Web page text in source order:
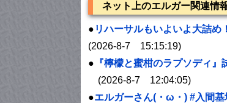
ネット上のエルガー関連情
● リハーサルもいよいよ大詰
(2026-8-7 15:15:19)
● 『檸檬と蜜柑のラプソディ
(2026-8-7 12:04:05)
●エルガーさん(・ω・) #入間基